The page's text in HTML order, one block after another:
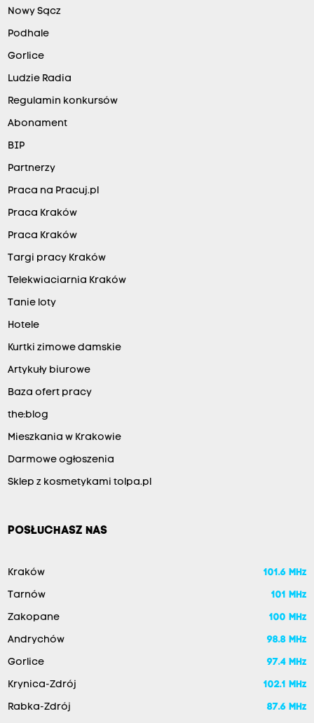
Nowy Sącz
Podhale
Gorlice
Ludzie Radia
Regulamin konkursów
Abonament
BIP
Partnerzy
Praca na Pracuj.pl
Praca Kraków
Praca Kraków
Targi pracy Kraków
Telekwiaciarnia Kraków
Tanie loty
Hotele
Kurtki zimowe damskie
Artykuły biurowe
Baza ofert pracy
the:blog
Mieszkania w Krakowie
Darmowe ogłoszenia
Sklep z kosmetykami tolpa.pl
POSŁUCHASZ NAS
Kraków 101.6 MHz
Tarnów 101 MHz
Zakopane 100 MHz
Andrychów 98.8 MHz
Gorlice 97.4 MHz
Krynica-Zdrój 102.1 MHz
Rabka-Zdrój 87.6 MHz